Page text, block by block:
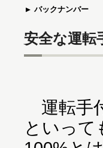
バックナンバー
安全な運転
運転手
といって